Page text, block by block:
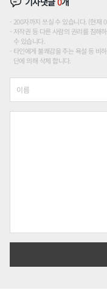
200자까지 쓰실 수 있습니다. (현
저작권 등 다른 사람의 권리를 침해
수 있습니다.
타인에게 불쾌감을 주는 욕설 등 비
단에 의해 삭제 합니다.